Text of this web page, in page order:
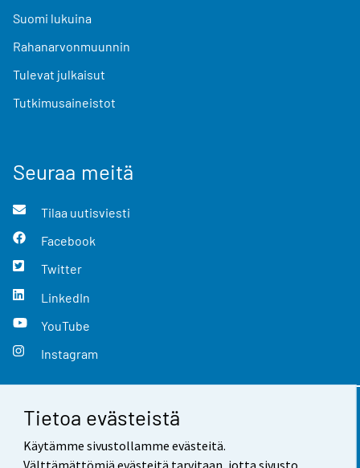
Tietoa evästeistä
Käytämme sivustollamme evästeitä.
Suomi lukuina
Rahanarvonmuunnin
Tulevat julkaisut
Tutkimusaineistot
Seuraa meitä
Tilaa uutisviesti
Facebook
Twitter
LinkedIn
YouTube
Instagram
Yhteystiedot
Palaute